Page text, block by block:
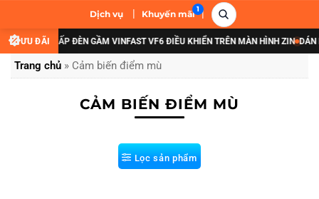
Dịch vụ | Khuyến mãi |
ƯU ĐÃI
ĐÃI NÂNG CẤP ĐÈN GẦM VINFAST VF6 ĐIỀU KHIỂN TRÊN MÀN HÌNH ZIN DÁN
Trang chủ » Cảm biến điểm mù
CẢM BIẾN ĐIỂM MÙ
Lọc sản phẩm